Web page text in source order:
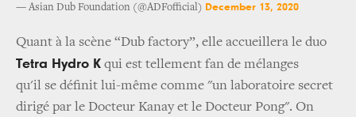
— Asian Dub Foundation (@ADFofficial) December 13, 2020
Quant à la scène “Dub factory”, elle accueillera le duo
Tetra Hydro K qui est tellement fan de mélanges
qu'il se définit lui-même comme "un laboratoire secret
dirigé par le Docteur Kanay et le Docteur Pong". On